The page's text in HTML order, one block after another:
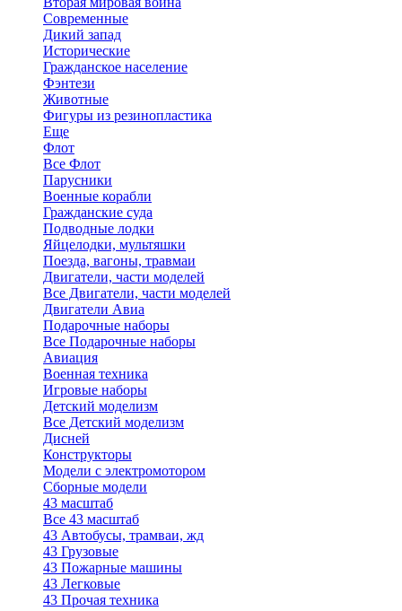
Современные
Дикий запад
Исторические
Гражданское население
Фэнтези
Животные
Фигуры из резинопластика
Еще
Флот
Все Флот
Парусники
Военные корабли
Гражданские суда
Подводные лодки
Яйцелодки, мультяшки
Поезда, вагоны, травмаи
Двигатели, части моделей
Все Двигатели, части моделей
Двигатели Авиа
Подарочные наборы
Все Подарочные наборы
Авиация
Военная техника
Игровые наборы
Детский моделизм
Все Детский моделизм
Дисней
Конструкторы
Модели с электромотором
Сборные модели
43 масштаб
Все 43 масштаб
43 Автобусы, трамваи, жд
43 Грузовые
43 Пожарные машины
43 Легковые
43 Прочая техника